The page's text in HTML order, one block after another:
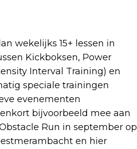
wekelijks 15+ lessen in
Kickboksen, Power
Interval Training) en
speciale trainingen
evenementen
bijvoorbeeld mee aan
Run in september op
en hier